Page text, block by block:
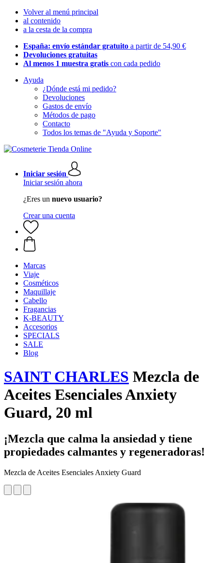
Volver al menú principal
al contenido
a la cesta de la compra
España: envío estándar gratuito a partir de 54,90 €
Devoluciones gratuitas
Al menos 1 muestra gratis con cada pedido
Ayuda
¿Dónde está mi pedido?
Devoluciones
Gastos de envío
Métodos de pago
Contacto
Todos los temas de "Ayuda y Soporte"
Iniciar sesión
Iniciar sesión ahora
¿Eres un nuevo usuario?
Crear una cuenta
Marcas
Viaje
Cosméticos
Maquillaje
Cabello
Fragancias
K-BEAUTY
Accesorios
SPECIALS
SALE
Blog
SAINT CHARLES Mezcla de
Aceites Esenciales Anxiety
Guard, 20 ml
¡Mezcla que calma la ansiedad y tiene
propiedades calmantes y regeneradoras!
Mezcla de Aceites Esenciales Anxiety Guard